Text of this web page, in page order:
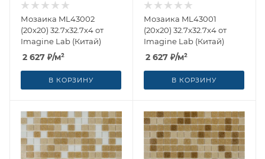
Мозаика ML43002
(20x20) 32.7x32.7x4 от
Imagine Lab (Китай)
2 627 ₽/м²
В КОРЗИНУ
Мозаика ML43001
(20x20) 32.7x32.7x4 от
Imagine Lab (Китай)
2 627 ₽/м²
В КОРЗИНУ